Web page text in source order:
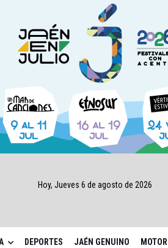
Hoy, Jueves 6 de agosto de 2026
DEPORTES JAÉN GENUINO MOTOR